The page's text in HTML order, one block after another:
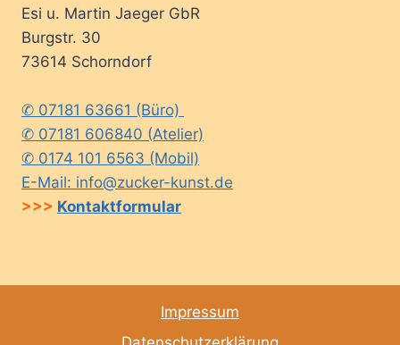
Esi u. Martin Jaeger GbR
Burgstr. 30
73614 Schorndorf
✆ 07181 63661 (Büro)
✆ 07181 606840 (Atelier)
✆ 0174 101 6563 (Mobil)
E-Mail: info@zucker-kunst.de
>>> Kontaktformular
Impressum